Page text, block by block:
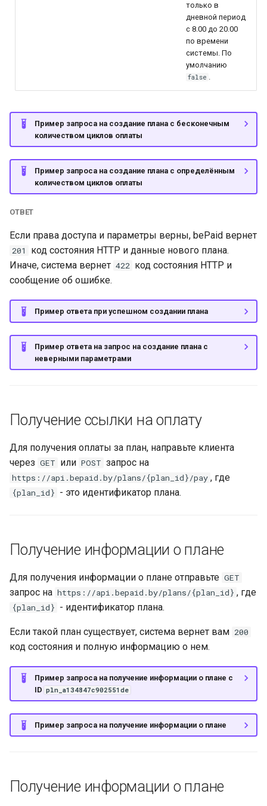
только в
дневной период
с 8.00 до 20.00
по времени
системы. По
умолчанию
false .
Пример запроса на создание плана с бесконечным
количеством циклов оплаты
Пример запроса на создание плана с определённым
количеством циклов оплаты
ОТВЕТ
Если права доступа и параметры верны, bePaid вернет
201
код состояния HTTP и данные нового плана.
Иначе, система вернет 422 код состояния HTTP и
сообщение об ошибке.
Пример ответа при успешном создании плана
Пример ответа на запрос на создание плана с
неверными параметрами
Получение ссылки на оплату
Для получения оплаты за план, направьте клиента
через GET или POST запрос на
https://api.bepaid.by/plans/{plan_id}/pay , где
{plan_id} - это идентификатор плана.
Получение информации о плане
Для получения информации о плане отправьте GET
запрос на https://api.bepaid.by/plans/{plan_id} , где
{plan_id} - идентификатор плана.
Если такой план существует, система вернет вам 200
код состояния и полную информацию о нем.
Пример запроса на получение информации о плане с
ID pln_a134847c902551de
Пример запроса на получение информации о плане
Получение информации о плане